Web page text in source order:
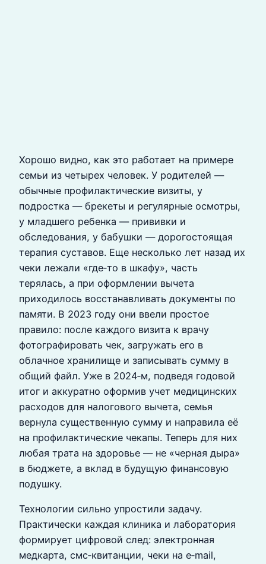
Хорошо видно, как это работает на примере
семьи из четырех человек. У родителей —
обычные профилактические визиты, у
подростка — брекеты и регулярные осмотры,
у младшего ребенка — прививки и
обследования, у бабушки — дорогостоящая
терапия суставов. Еще несколько лет назад их
чеки лежали «где‑то в шкафу», часть
терялась, а при оформлении вычета
приходилось восстанавливать документы по
памяти. В 2023 году они ввели простое
правило: после каждого визита к врачу
фотографировать чек, загружать его в
облачное хранилище и записывать сумму в
общий файл. Уже в 2024‑м, подведя годовой
итог и аккуратно оформив учет медицинских
расходов для налогового вычета, семья
вернула существенную сумму и направила её
на профилактические чекапы. Теперь для них
любая трата на здоровье — не «черная дыра»
в бюджете, а вклад в будущую финансовую
подушку.
Технологии сильно упростили задачу.
Практически каждая клиника и лаборатория
формирует цифровой след: электронная
медкарта, смс‑квитанции, чеки на e‑mail,